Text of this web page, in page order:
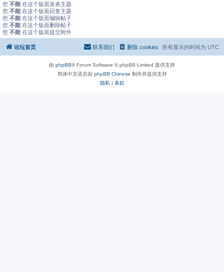
您 不能 在这个版面发表主题
您 不能 在这个版面回复主题
您 不能 在这个版面编辑帖子
您 不能 在这个版面删除帖子
您 不能 在这个版面提交附件
论坛首页 所有显示的时间为 UTC
删除 cookies
联系我们
由 phpBB® Forum Software © phpBB Limited 提供支持
简体中文语言由 phpBB Chinese 制作并提供支持
隐私 | 条款